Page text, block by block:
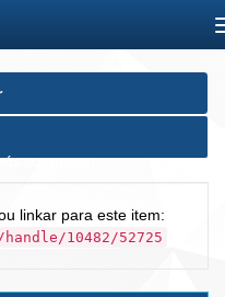
linkar para este item:
10482/52725